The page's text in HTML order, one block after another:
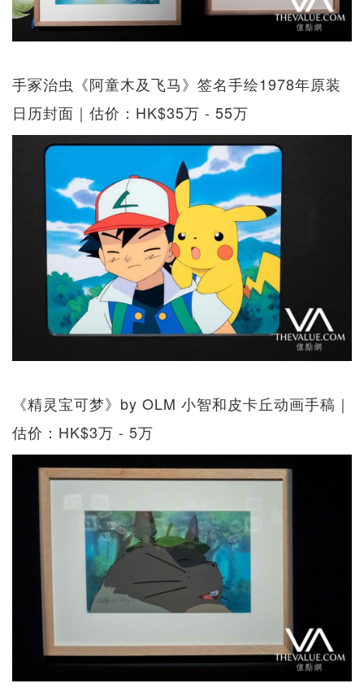
手冢治虫《阿童木及飞马》签名手绘1978年原装
日历封面｜估价：HK$35万 - 55万
《精灵宝可梦》by OLM 小智和皮卡丘动画手稿｜
估价：HK$3万 - 5万